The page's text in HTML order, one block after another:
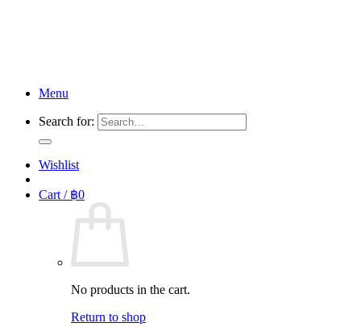
Menu
Search for:
Wishlist
Cart / ฿0
No products in the cart.
Return to shop